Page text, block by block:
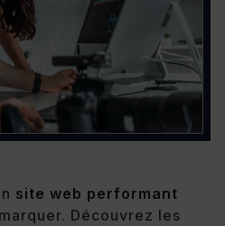
site web performant
Découvrez les